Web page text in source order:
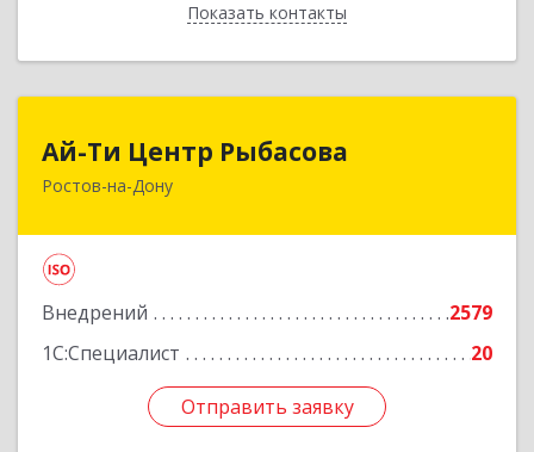
Показать контакты
Назад
Ай-Ти Центр Рыбасова
Ростов-на-Дону
Внедрений
2579
1С:Специалист
20
Отправить заявку
Ай-Ти Центр Рыбасова
344037, Ростовская обл, Ростов-на-Дону г, 14-я
Отправить заявку